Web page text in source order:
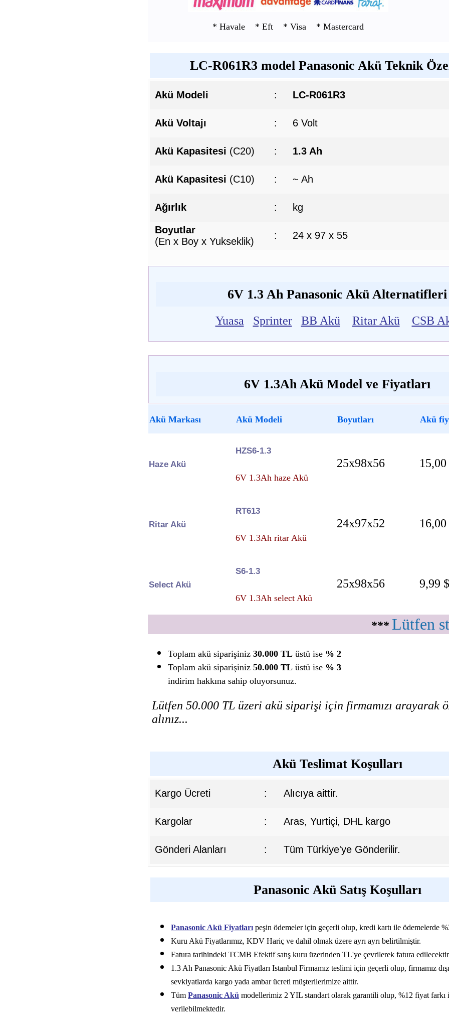
* Havale * Eft * Visa * Mastercard
LC-R061R3 model Panasonic Akü Teknik
Akü Modeli : LC-R061R3
Akü Voltajı : 6 Volt
Akü Kapasitesi (C20) : 1.3 Ah
Akü Kapasitesi (C10) : ~ Ah
Ağırlık : kg
Boyutlar
(En x Boy x Yukseklik)
: 24 x 97 x 55
6V 1.3 Ah Panasonic Akü Alternatifleri
Yuasa Sprinter BB Akü Ritar Akü CSB
6V 1.3Ah Akü Model ve Fiyatları
Akü Markası Akü Modeli Boyutları Akü
Haze Akü
HZS6-1.3
6V 1.3Ah haze Akü
25x98x56
Ritar Akü
RT613
6V 1.3Ah ritar Akü
24x97x52
Select Akü
S6-1.3
6V 1.3Ah select Akü
25x98x56 9,99
*** Lütfen
Toplam akü siparişiniz 30.000 TL üstü ise % 2
Toplam akü siparişiniz 50.000 TL üstü ise % 3
indirim hakkına sahip oluyorsunuz.
Lütfen 50.000 TL üzeri akü siparişi için firmamızı arayarak
alınız...
Akü Teslimat Koşulları
Kargo Ücreti : Alıcıya aittir.
Kargolar : Aras, Yurtiçi, DHL kargo
Gönderi Alanları : Tüm Türkiye'ye Gönderilir.
Panasonic Akü Satış Koşulları
Panasonic Akü Fiyatları peşin ödemeler için geçerli olup, kredi kartı ile ödemelerde
Kuru Akü Fiyatlarımız, KDV Hariç ve dahil olmak üzere ayrı ayrı belirtilmiştir.
Fatura tarihindeki TCMB Efektif satış kuru üzerinden TL'ye çevrilerek fatura
1.3 Ah Panasonic Akü Fiyatları Istanbul Firmamız teslimi için geçerli olup, firmamız
sevkiyatlarda kargo yada ambar ücreti müşterilerimize aittir.
Tüm Panasonic Akü modellerimiz 2 YIL standart olarak garantili olup, %12 fiyat farkı
verilebilmektedir.